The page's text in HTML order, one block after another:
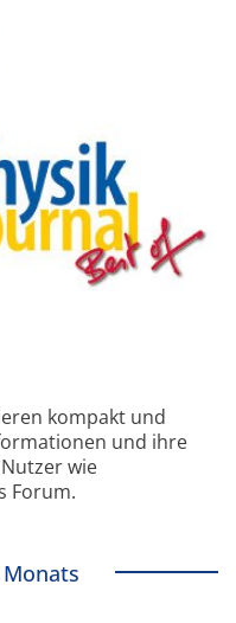
kompakt und
und ihre
wie
Forum.